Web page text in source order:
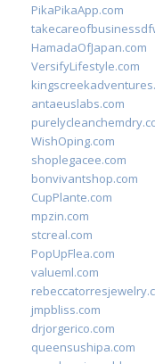
PikaPikaApp.com
HamadaOfJapan.com
VersifyLifestyle.com
antaeuslabs.com
WishOping.com
shoplegacee.com
bonvivantshop.com
CupPlante.com
mpzin.com
stcreal.com
PopUpFlea.com
valueml.com
jmpbliss.com
drjorgerico.com
queensushipa.com